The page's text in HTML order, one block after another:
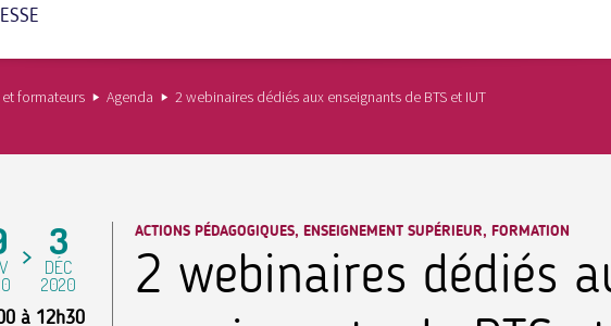
formateurs Agenda
2 webinaires dédiés aux enseignants de BTS et IUT
3
DÉC
2020
à 12h30
ACTIONS PÉDAGOGIQUES, ENSEIGNEMENT SUPÉRIEUR, FORMATION
2 webinaires dédiés